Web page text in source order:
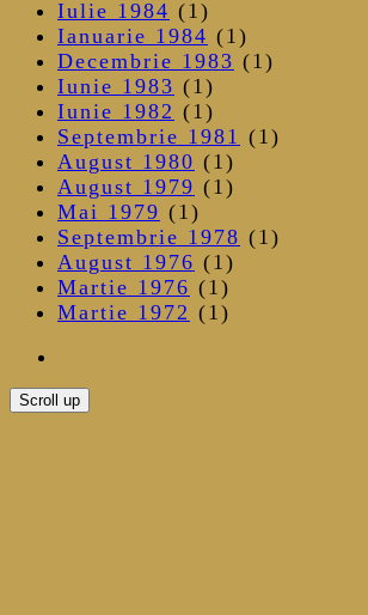
Iulie 1984 (1)
Ianuarie 1984 (1)
Decembrie 1983 (1)
Iunie 1983 (1)
Iunie 1982 (1)
Septembrie 1981 (1)
August 1980 (1)
August 1979 (1)
Mai 1979 (1)
Septembrie 1978 (1)
August 1976 (1)
Martie 1976 (1)
Martie 1972 (1)
Scroll up